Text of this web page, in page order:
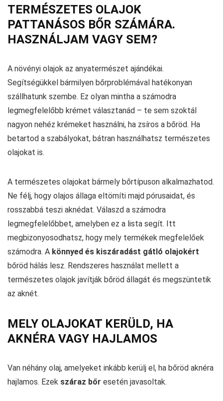
TERMÉSZETES OLAJOK
PATTANÁSOS BŐR SZÁMÁRA.
HASZNÁLJAM VAGY SEM?
A növényi olajok az anyatermészet ajándékai.
Segítségükkel bármilyen bőrproblémával hatékonyan
szállhatunk szembe. Ez olyan mintha a számodra
legmegfelelőbb krémet választanád – te sem szoktál
nagyon nehéz krémeket használni, ha zsíros a bőröd. Ha
betartod a szabályokat, bátran használhatsz természetes
olajokat is.
A természetes olajokat bármely bőrtípuson alkalmazhatod.
Ne félj, hogy olajos állaga eltömíti majd pórusaidat, és
rosszabbá teszi aknédat. Válaszd a számodra
legmegfelelőbbet, amelyben ez a lista segít. Itt
megbizonyosodhatsz, hogy mely termékek megfelelőek
számodra. A könnyed és kiszáradást gátló olajokért
bőröd hálás lesz. Rendszeres használat mellett a
természetes olajok javítják bőröd állagát és megszüntetik
az aknét.
MELY OLAJOKAT KERÜLD, HA
AKNÉRA VAGY HAJLAMOS
Van néhány olaj, amelyeket inkább kerülj el, ha bőröd aknéra
hajlamos. Ezek száraz bőr esetén javasoltak.